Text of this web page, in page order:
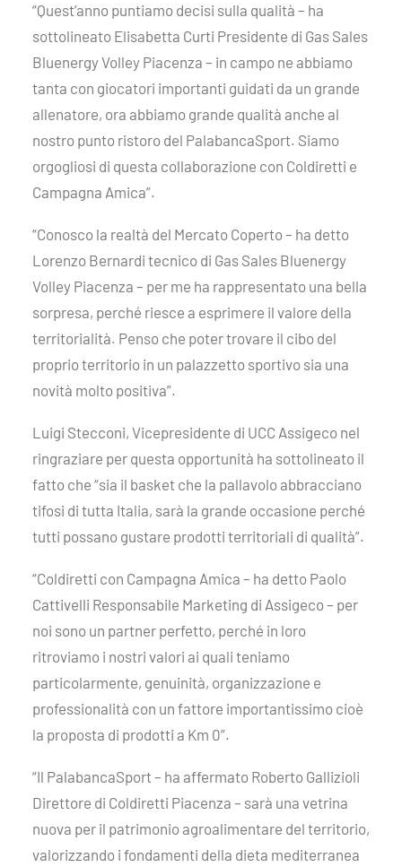
“Quest’anno puntiamo decisi sulla qualità – ha
sottolineato Elisabetta Curti Presidente di Gas Sales
Bluenergy Volley Piacenza – in campo ne abbiamo
tanta con giocatori importanti guidati da un grande
allenatore, ora abbiamo grande qualità anche al
nostro punto ristoro del PalabancaSport. Siamo
orgogliosi di questa collaborazione con Coldiretti e
Campagna Amica”.
“Conosco la realtà del Mercato Coperto – ha detto
Lorenzo Bernardi tecnico di Gas Sales Bluenergy
Volley Piacenza – per me ha rappresentato una bella
sorpresa, perché riesce a esprimere il valore della
territorialità. Penso che poter trovare il cibo del
proprio territorio in un palazzetto sportivo sia una
novità molto positiva”.
Luigi Stecconi, Vicepresidente di UCC Assigeco nel
ringraziare per questa opportunità ha sottolineato il
fatto che “sia il basket che la pallavolo abbracciano
tifosi di tutta Italia, sarà la grande occasione perché
tutti possano gustare prodotti territoriali di qualità”.
“Coldiretti con Campagna Amica – ha detto Paolo
Cattivelli Responsabile Marketing di Assigeco – per
noi sono un partner perfetto, perché in loro
ritroviamo i nostri valori ai quali teniamo
particolarmente, genuinità, organizzazione e
professionalità con un fattore importantissimo cioè
la proposta di prodotti a Km 0”.
“Il PalabancaSport – ha affermato Roberto Gallizioli
Direttore di Coldiretti Piacenza – sarà una vetrina
nuova per il patrimonio agroalimentare del territorio,
valorizzando i fondamenti della dieta mediterranea